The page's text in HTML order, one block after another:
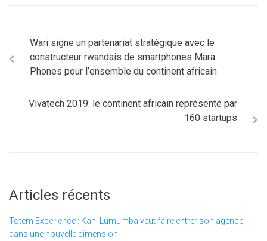
Wari signe un partenariat stratégique avec le
constructeur rwandais de smartphones Mara
Phones pour l’ensemble du continent africain
Vivatech 2019: le continent africain représenté par
160 startups
Articles récents
Totem Experience : Kahi Lumumba veut faire entrer son agence
dans une nouvelle dimension